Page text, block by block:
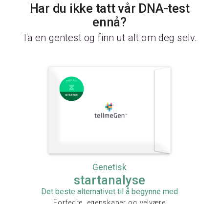
Har du ikke tatt vår DNA-test
ennå?
Ta en gentest og finn ut alt om deg selv.
Genetisk
startanalyse
Det beste alternativet til å begynne med